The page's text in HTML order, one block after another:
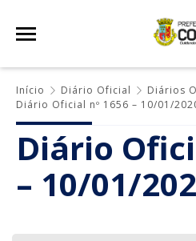
Início Diário Oficial
Diários
Diário Oficial nº 1656 – 10/01/
Diário
– 10/01/